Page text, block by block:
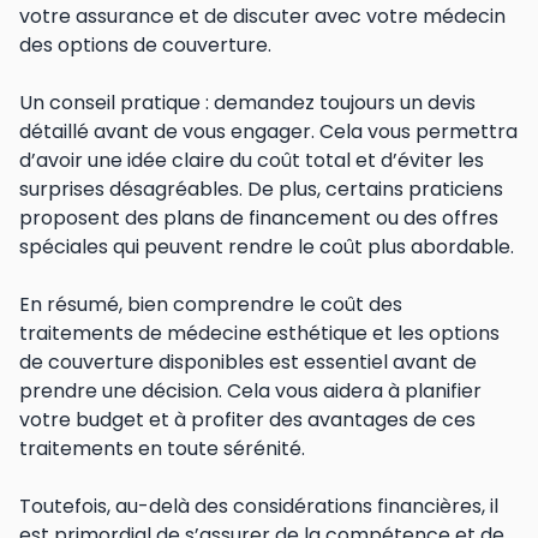
votre assurance et de discuter avec votre médecin
des options de couverture.
Un conseil pratique : demandez toujours un devis
détaillé avant de vous engager. Cela vous permettra
d’avoir une idée claire du coût total et d’éviter les
surprises désagréables. De plus, certains praticiens
proposent des plans de financement ou des offres
spéciales qui peuvent rendre le coût plus abordable.
En résumé, bien comprendre le coût des
traitements de médecine esthétique et les options
de couverture disponibles est essentiel avant de
prendre une décision. Cela vous aidera à planifier
votre budget et à profiter des avantages de ces
traitements en toute sérénité.
Toutefois, au-delà des considérations financières, il